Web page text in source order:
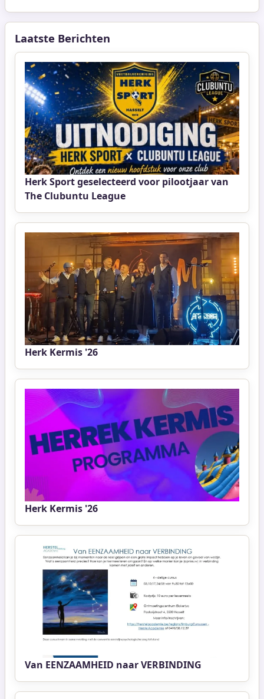
Laatste Berichten
Herk Sport geselecteerd voor pilootjaar van
The Clubuntu League
Herk Kermis '26
Herk Kermis '26
Van EENZAAMHEID naar VERBINDING